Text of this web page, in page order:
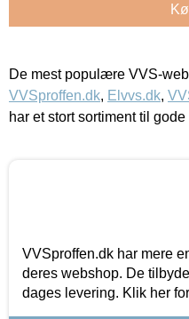
De mest populære VVS-
VVSproffen.dk, Elvvs.dk,
har et stort sortiment til gode
VVSproffen.dk har mere
deres webshop. De
dages levering. Klik her